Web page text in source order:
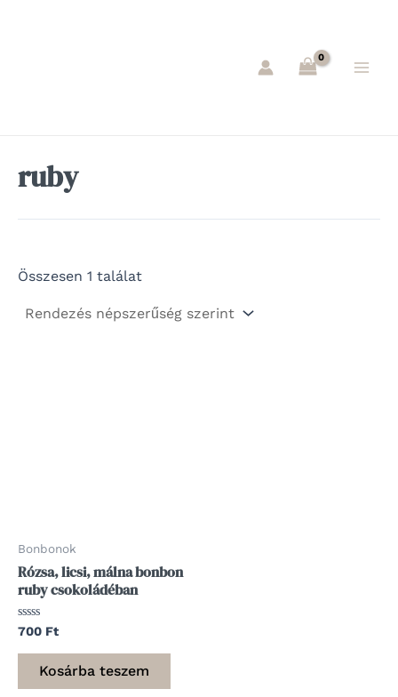
ruby
Összesen 1 találat
Bonbonok
Rózsa, licsi, málna bonbon
ruby csokoládéban
Értékelés:
/
700 Ft
Kosárba teszem